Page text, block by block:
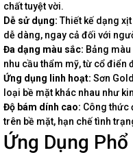
chất tuyệt vời.
Dễ sử dụng:Thiết kế dạng
dễ dàng, ngay cả đối với
Đa dạng màu sắc: Bảng
nhu cầu thẩm mỹ, từ cổ điển
Ứng dụng linh hoạt: Sơn
loại bề mặt khác nhau như
Độ bám dính cao: Công thức
trên bề mặt, hạn chế tình
Ứng Dụng